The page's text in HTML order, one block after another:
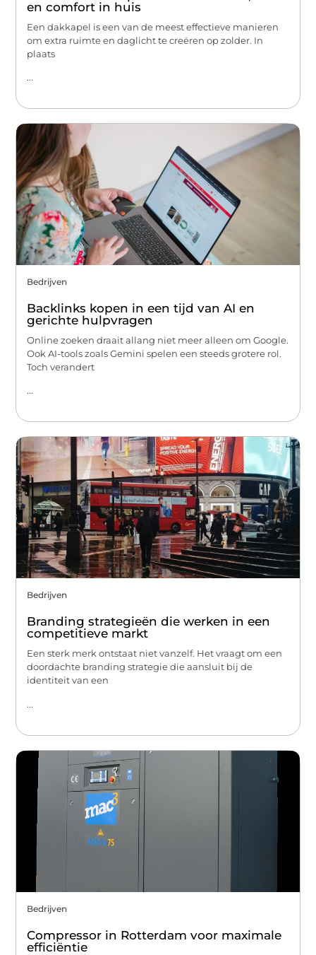
en comfort in huis
Een dakkapel is een van de meest effectieve manieren
om extra ruimte en daglicht te creëren op zolder. In
plaats
...
Bedrijven
Backlinks kopen in een tijd van AI en
gerichte hulpvragen
Online zoeken draait allang niet meer alleen om Google.
Ook AI-tools zoals Gemini spelen een steeds grotere rol.
Toch verandert
...
Bedrijven
Branding strategieën die werken in een
competitieve markt
Een sterk merk ontstaat niet vanzelf. Het vraagt om een
doordachte branding strategie die aansluit bij de
identiteit van een
...
Bedrijven
Compressor in Rotterdam voor maximale
efficiëntie